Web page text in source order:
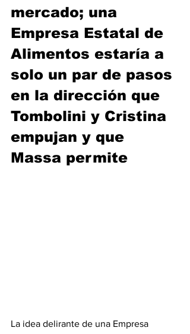
mercado; una
Empresa Estatal de
Alimentos estaría a
solo un par de pasos
en la dirección que
Tombolini y Cristina
empujan y que
Massa permite
La idea delirante de una Empresa